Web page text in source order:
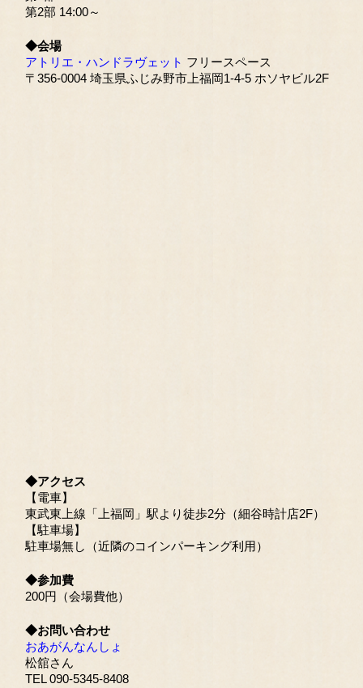
第2部 14:00～
◆会場
アトリエ・ハンドラヴェット フリースペース
〒356-0004 埼玉県ふじみ野市上福岡1-4-5 ホソヤビル2F
◆アクセス
【電車】
東武東上線「上福岡」駅より徒歩2分（細谷時計店2F）
【駐車場】
駐車場無し（近隣のコインパーキング利用）
◆参加費
200円（会場費他）
◆お問い合わせ
おあがんなんしょ
松舘さん
TEL 090-5345-8408